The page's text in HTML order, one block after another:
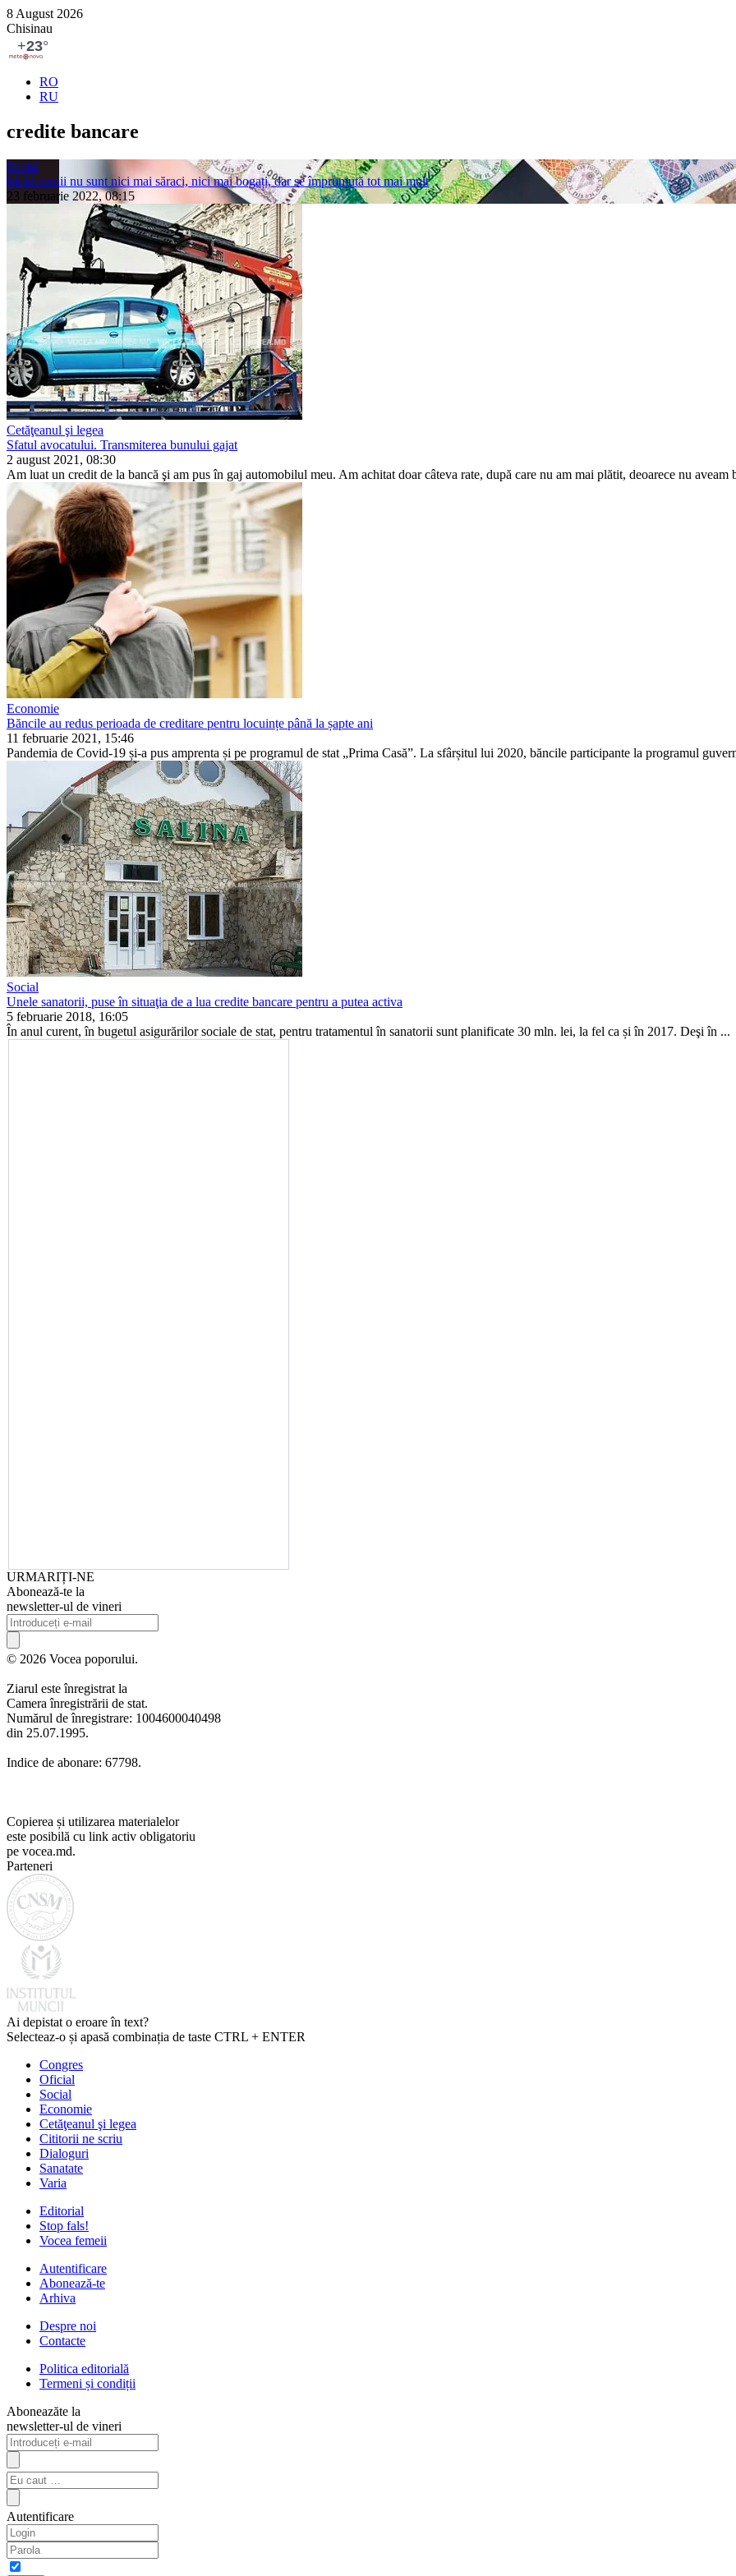
8 August 2026
Chisinau
RO
RU
credite bancare
Social
Moldovenii nu sunt nici mai săraci, nici mai bogați, dar se împrumută tot mai mult
23 februarie 2022, 08:15
Cetăţeanul şi legea
Sfatul avocatului. Transmiterea bunului gajat
2 august 2021, 08:30
Am luat un credit de la bancă şi am pus în gaj automo­bilul meu. Am achitat doar câteva rate, după care nu am mai plătit, deoarece nu aveam
Economie
Băncile au redus perioada de creditare pentru locuințe până la șapte ani
11 februarie 2021, 15:46
Pandemia de Covid-19 și-a pus amprenta și pe programul de stat „Prima Casă”. La sfârșitul lui 2020, băncile participante la programul
Social
Unele sanatorii, puse în situaţia de a lua credite bancare pentru a putea activa
5 februarie 2018, 16:05
În anul curent, în bugetul asigurărilor sociale de stat, pentru tratamentul în sanatorii sunt planificate 30 mln. lei, la fel ca și în 2017. Deşi în ...
URMARIȚI-NE
Abonează-te la
newsletter-ul de vineri
© 2026 Vocea poporului.
Ziarul este înregistrat la
Camera înregistrării de stat.
Numărul de înregistrare: 1004600040498
din 25.07.1995.
Indice de abonare: 67798.
Copierea și utilizarea materialelor
este posibilă cu link activ obligatoriu
pe vocea.md.
Parteneri
Ai depistat o eroare în text?
Selecteaz-o și apasă combinația de taste CTRL + ENTER
Congres
Oficial
Social
Economie
Cetăţeanul şi legea
Cititorii ne scriu
Dialoguri
Sanatate
Varia
Editorial
Stop fals!
Vocea femeii
Autentificare
Abonează-te
Arhiva
Despre noi
Contacte
Politica editorială
Termeni și condiții
Aboneazăte la
newsletter-ul de vineri
Autentificare